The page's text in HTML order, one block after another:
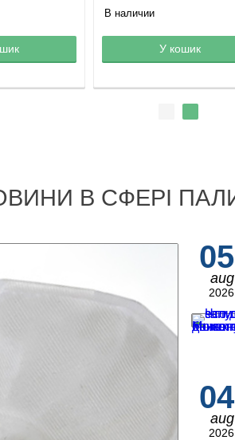
Товар в корзине
В наличии
У кошик
В СФЕРІ
05
aug
2026
04
aug
2026